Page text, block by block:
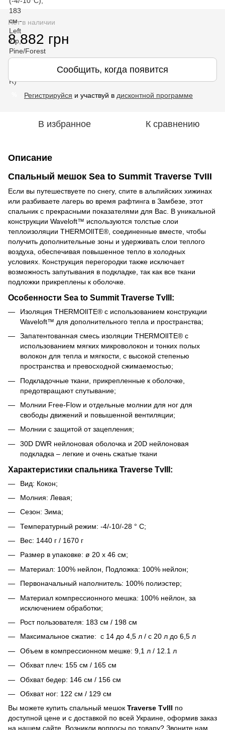
Нет в наличии
8 882 грн
Сообщить, когда появится
Регистрируйся и участвуй в дисконтной программе
В избранное К сравнению
Описание
Спальный мешок Sea to Summit Traverse TvIII
Если вы путешествуете по снегу, спите в альпийских хижинах
или разбиваете лагерь во время рафтинга в Замбезе, этот
спальник с прекрасными показателями для Вас. В уникальной
конструкции Waveloft™ используются толстые слои
теплоизоляции THERMOlITE®, соединенные вместе, чтобы
получить дополнительные зоны и удерживать слои теплого
воздуха, обеспечивая повышенное тепло в холодных
условиях. Конструкция перегородки также исключает
возможность запутывания в подкладке, так как все ткани
подложки прикреплены к оболочке.
Особенности Sea to Summit Traverse TvIII:
Изоляция THERMOlITE® с использованием конструкции
Waveloft™ для дополнительного тепла и пространства;
Запатентованная смесь изоляции THERMOlITE® с
использованием мягких микроволокон и тонких полых
волокон для тепла и мягкости, с высокой степенью
пространства и превосходной сжимаемостью;
Подкладочные ткани, прикрепленные к оболочке,
предотвращают спутывание;
Молнии Free-Flow и отдельные молнии для ног для
свободы движений и повышенной вентиляции;
Молнии с защитой от зацепления;
30D DWR нейлоновая оболочка и 20D нейлоновая
подкладка – легкие и очень сжатые ткани
Характеристики спальника Traverse TvIII:
Вид: Кокон;
Молния: Левая;
Сезон: Зима;
Температурный режим: -4/-10/-28 ° C;
Вес: 1440 г / 1670 г
Размер в упаковке: ø 20 x 46 см;
Материал: 100% нейлон, Подложка: 100% нейлон;
Первоначальный наполнитель: 100% полиэстер;
Материал компрессионного мешка: 100% нейлон, за
исключением обработки;
Рост пользователя: 183 см / 198 см
Максимальное сжатие: с 14 до 4,5 л / с 20 л до 6,5 л
Объем в компрессионном мешке: 9,1 л / 12.1 л
Обхват плеч: 155 см / 165 см
Обхват бедер: 146 см / 156 см
Обхват ног: 122 см / 129 см
Вы можете купить спальный мешок Traverse TvIII по
доступной цене и с доставкой по всей Украине, оформив заказ
на нашем сайте. Возникли вопросы по товару? Звоните нам.